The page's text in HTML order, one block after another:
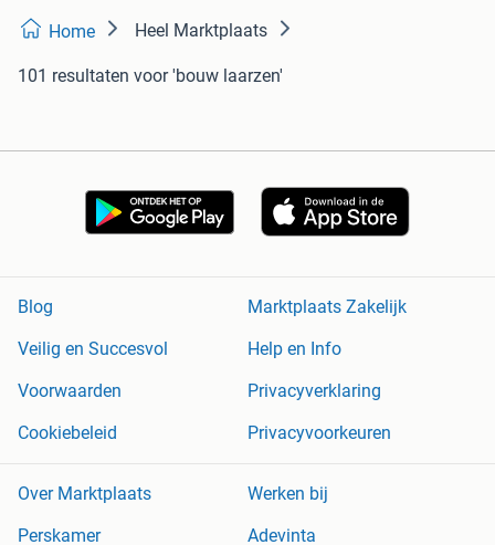
Home Heel Marktplaats
101 resultaten voor 'bouw laarzen'
Blog
Marktplaats Zakelijk
Veilig en Succesvol
Help en Info
Voorwaarden
Privacyverklaring
Cookiebeleid
Privacyvoorkeuren
Over Marktplaats
Werken bij
Perskamer
Adevinta